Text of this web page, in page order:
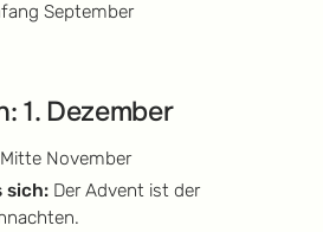
September
1. Dezember
November
sich:Der Advent ist der